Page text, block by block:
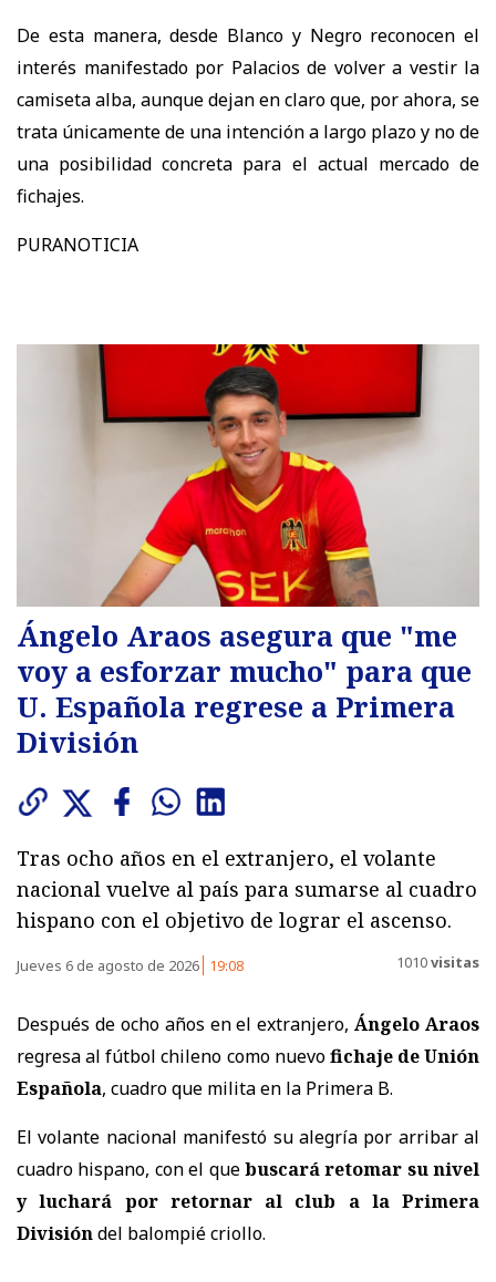
De esta manera, desde Blanco y Negro reconocen el
interés manifestado por Palacios de volver a vestir la
camiseta alba, aunque dejan en claro que, por ahora, se
trata únicamente de una intención a largo plazo y no de
una posibilidad concreta para el actual mercado de
fichajes.
PURANOTICIA
Ángelo Araos asegura que "me
voy a esforzar mucho" para que
U. Española regrese a Primera
División
Tras ocho años en el extranjero, el volante
nacional vuelve al país para sumarse al cuadro
hispano con el objetivo de lograr el ascenso.
Jueves 6 de agosto de 2026 19:08 1010visitas
Después de ocho años en el extranjero,Ángelo Araos
regresa al fútbol chileno como nuevofichaje de Unión
Española, cuadro que milita en la Primera B.
El volante nacional manifestó su alegría por arribar al
cuadro hispano, con el quebuscará retomar su nivel
y luchará por retornar al club a la Primera
Divisióndel balompié criollo.